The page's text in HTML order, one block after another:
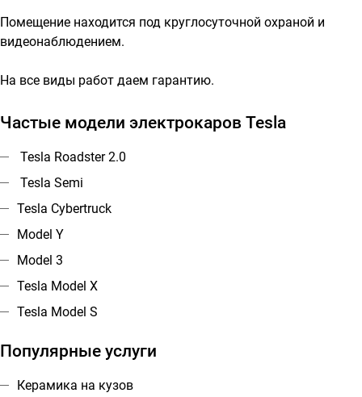
Помещение находится под круглосуточной охраной и
видеонаблюдением.
На все виды работ даем гарантию.
Частые модели электрокаров Tesla
Tesla Roadster 2.0
Tesla Semi
Tesla Cybertruck
Model Y
Model 3
Tesla Model X
Tesla Model S
Популярные услуги
Керамика на кузов